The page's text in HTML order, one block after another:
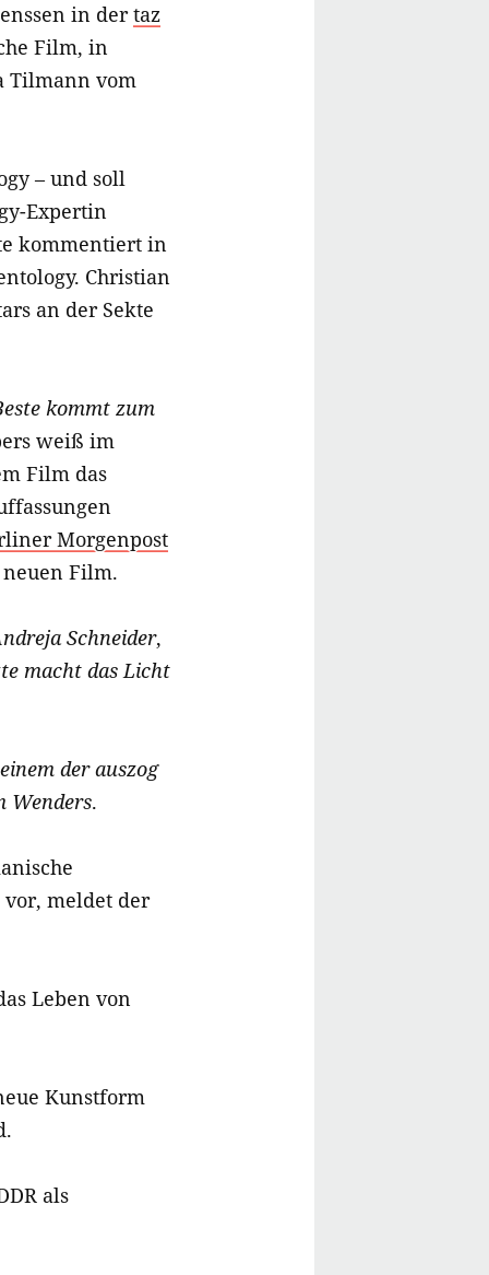
in dertaz
Film, in
Tilmann vom
– und soll
Expertin
kommentiert in
Christian
an der Sekte
kommt zum
weiß im
Film das
Morgenpost
Film.
Schneider,
macht das Licht
der auszog
Wenders.
meldet der
Leben von
Kunstform
als